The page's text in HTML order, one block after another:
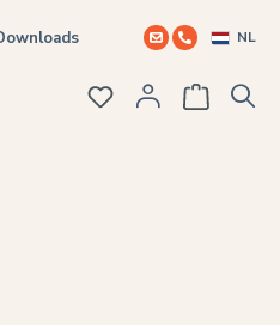
NL
Je hebt 0 items